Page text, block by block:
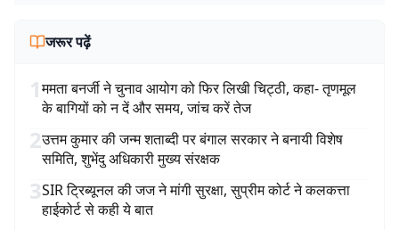
जरूर पढ़ें
1ममता बनर्जी ने चुनाव आयोग को फिर लिखी चिट्ठी, कहा- तृणमूल
के बागियों को न दें और समय, जांच करें तेज
2उत्तम कुमार की जन्म शताब्दी पर बंगाल सरकार ने बनायी विशेष
समिति, शुभेंदु अधिकारी मुख्य संरक्षक
3SIR ट्रिब्यूनल की जज ने मांगी सुरक्षा, सुप्रीम कोर्ट ने कलकत्ता
हाईकोर्ट से कही ये बात